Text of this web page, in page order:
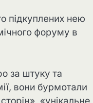
підкуплених нею
форуму в
за штуку та
вони бурмотали
«унікальне